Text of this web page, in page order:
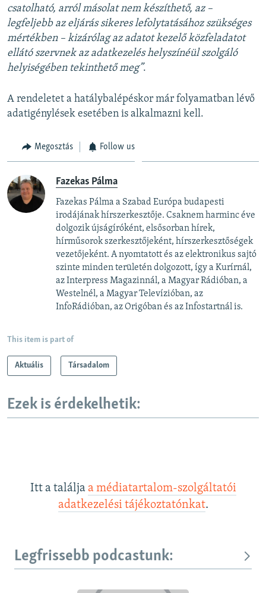
csatolható, arról másolat nem készíthető, az –
legfeljebb az eljárás sikeres lefolytatásához szükséges
mértékben – kizárólag az adatot kezelő közfeladatot
ellátó szervnek az adatkezelés helyszínéül szolgáló
helyiségében tekinthető meg”.
A rendeletet a hatálybalépéskor már folyamatban lévő
adatigénylések esetében is alkalmazni kell.
Megosztás Follow us
Fazekas Pálma
Fazekas Pálma a Szabad Európa budapesti
irodájának hírszerkesztője. Csaknem harminc éve
dolgozik újságíróként, elsősorban hírek,
hírműsorok szerkesztőjeként, hírszerkesztőségek
vezetőjeként. A nyomtatott és az elektronikus sajtó
szinte minden területén dolgozott, így a Kurírnál,
az Interpress Magazinnál, a Magyar Rádióban, a
Westelnél, a Magyar Televízióban, az
InfoRádióban, az Origóban és az Infostartnál is.
This item is part of
Aktuális Társadalom
Ezek is érdekelhetik:
Itt a találja a médiatartalom-szolgáltatói
adatkezelési tájékoztatónkat.
Legfrissebb podcastunk: